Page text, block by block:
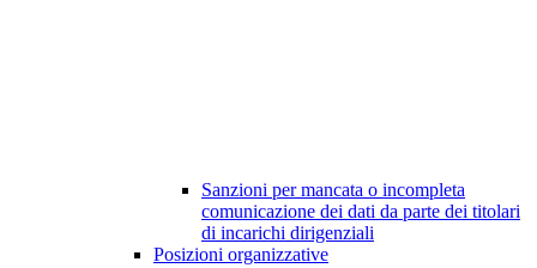
Sanzioni per mancata o incompleta
comunicazione dei dati da parte dei titolari
di incarichi dirigenziali
Posizioni organizzative